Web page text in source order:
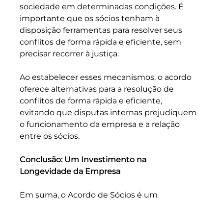
sociedade em determinadas condições. É
importante que os sócios tenham à
disposição ferramentas para resolver seus
conflitos de forma rápida e eficiente, sem
precisar recorrer à justiça.
Ao estabelecer esses mecanismos, o acordo
oferece alternativas para a resolução de
conflitos de forma rápida e eficiente,
evitando que disputas internas prejudiquem
o funcionamento da empresa e a relação
entre os sócios.
Conclusão: Um Investimento na
Longevidade da Empresa
Em suma, o Acordo de Sócios é um